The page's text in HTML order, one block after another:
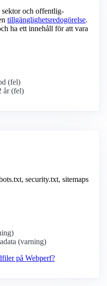
sektor och offentlig­
tillgänglighets­redogörelse.
ha ett innehåll för att vara
(fel)
år (fel)
security.txt, sitemaps
(varning)
på Webperf?